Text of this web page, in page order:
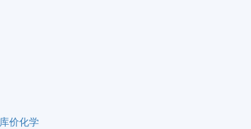
库价化学